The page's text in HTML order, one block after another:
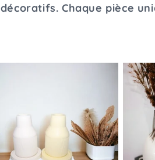
décoratifs. Chaque pièce